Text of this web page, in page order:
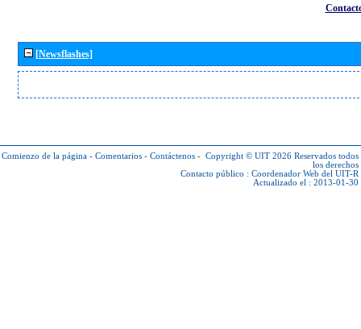
[Newsflashes]
Comienzo de la página - Comentarios - Contáctenos - Copyright © UIT 2026 Reservados todos
los derechos
Contacto público : Coordenador Web del UIT-R
Actualizado el : 2013-01-30